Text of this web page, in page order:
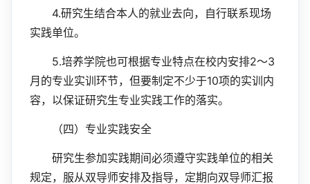
4.研究生结合本人的就业去向，自行联系现场
实践单位。
5.培养学院也可根据专业特点在校内安排2～3
月的专业实训环节，但要制定不少于10项的实训内
容，以保证研究生专业实践工作的落实。
（四）专业实践安全
研究生参加实践期间必须遵守实践单位的相关
规定，服从双导师安排及指导，定期向双导师汇报